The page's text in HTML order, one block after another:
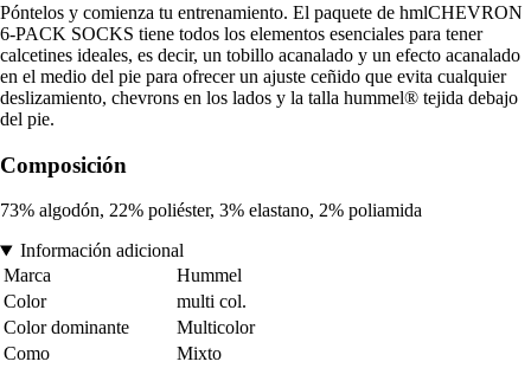
Póntelos y comienza tu entrenamiento. El paquete de hmlCHEVRON
6-PACK SOCKS tiene todos los elementos esenciales para tener
calcetines ideales, es decir, un tobillo acanalado y un efecto acanalado
en el medio del pie para ofrecer un ajuste ceñido que evita cualquier
deslizamiento, chevrons en los lados y la talla hummel® tejida debajo
del pie.
Composición
73% algodón, 22% poliéster, 3% elastano, 2% poliamida
Información adicional
Marca
Hummel
Color
multi col.
Color dominante
Multicolor
Como
Mixto